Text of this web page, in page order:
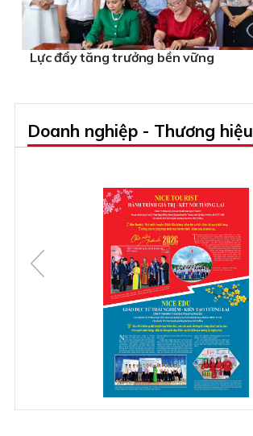
Lực đẩy tăng trưởng bền vững
Doanh nghiệp - Thương hiệu